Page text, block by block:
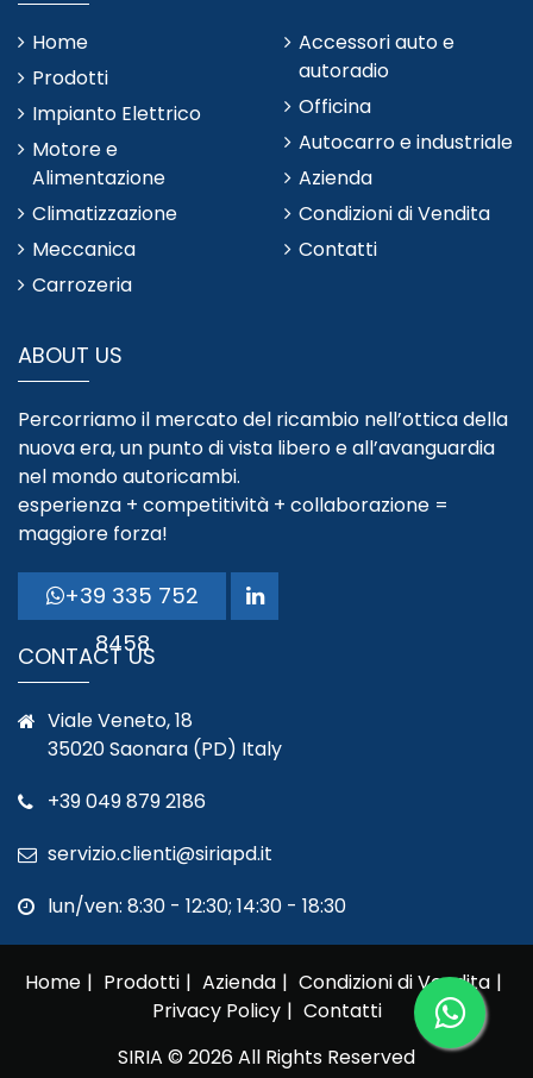
Home
Prodotti
Impianto Elettrico
Motore e
Alimentazione
Climatizzazione
Meccanica
Carrozeria
Accessori auto e
autoradio
Officina
Autocarro e industriale
Azienda
Condizioni di Vendita
Contatti
ABOUT US
Percorriamo il mercato del ricambio nell’ottica della
nuova era, un punto di vista libero e all’avanguardia
nel mondo autoricambi.
esperienza + competitività + collaborazione =
maggiore forza!
+39 335 752
8458
CONTACT US
Viale Veneto, 18
35020 Saonara (PD) Italy
+39 049 879 2186
servizio.clienti@siriapd.it
lun/ven: 8:30 - 12:30; 14:30 - 18:30
Home Prodotti Azienda
Condizioni di Vendita
Privacy Policy
Contatti
SIRIA © 2026 All Rights Reserved